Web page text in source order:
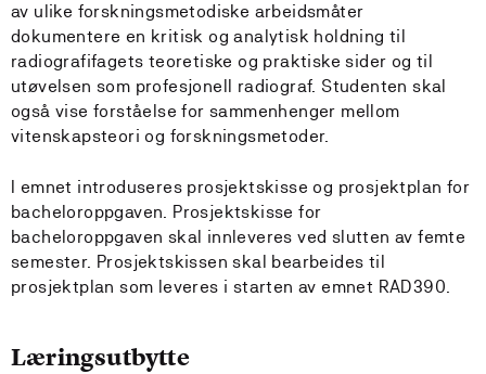
av ulike forskningsmetodiske arbeidsmåter
dokumentere en kritisk og analytisk holdning til
radiografifagets teoretiske og praktiske sider og til
utøvelsen som profesjonell radiograf. Studenten skal
også vise forståelse for sammenhenger mellom
vitenskapsteori og forskningsmetoder.
I emnet introduseres prosjektskisse og prosjektplan for
bacheloroppgaven. Prosjektskisse for
bacheloroppgaven skal innleveres ved slutten av femte
semester. Prosjektskissen skal bearbeides til
prosjektplan som leveres i starten av emnet RAD390.
Læringsutbytte